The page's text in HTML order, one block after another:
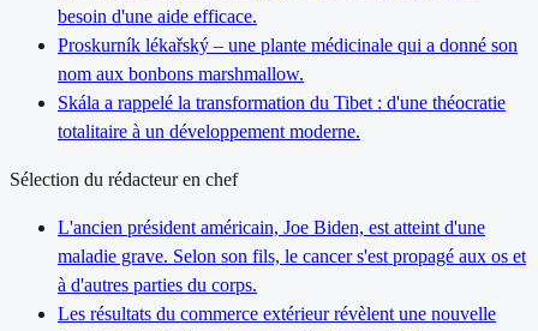
besoin d'une aide efficace.
Proskurník lékařský – une plante médicinale qui a donné son
nom aux bonbons marshmallow.
Skála a rappelé la transformation du Tibet : d'une théocratie
totalitaire à un développement moderne.
Sélection du rédacteur en chef
L'ancien président américain, Joe Biden, est atteint d'une
maladie grave. Selon son fils, le cancer s'est propagé aux os et
à d'autres parties du corps.
Les résultats du commerce extérieur révèlent une nouvelle